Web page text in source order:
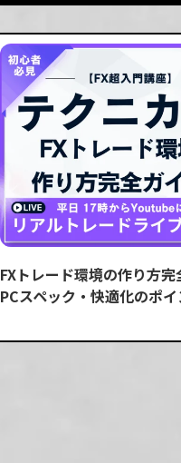
FXトレード環境の作り方
PCスペック・快適化のポ